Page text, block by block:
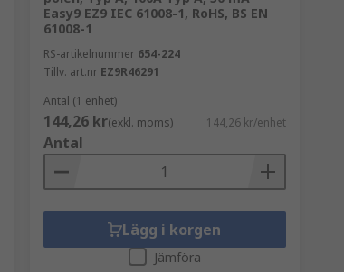
Easy9 EZ9 IEC 61008-1, RoHS, BS EN
61008-1
RS-artikelnummer 654-224
Tillv. art.nr EZ9R46291
Antal (1 enhet)
144,26 kr(exkl. moms) 144,26 kr/enhet
Antal
Lägg i korgen
Jämföra